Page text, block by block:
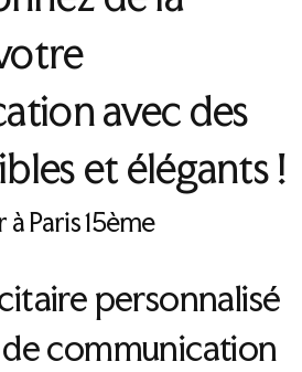
avec des
et élégants !
Paris 15ème
personnalisé
communication